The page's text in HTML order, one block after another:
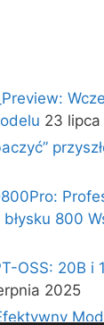
23
800
OSS: 20B i
2025